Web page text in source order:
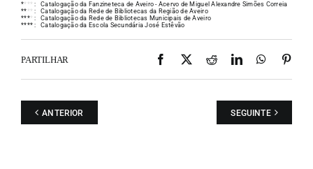
** * * :
Catalogação da Fanzineteca de Aveiro - Acervo de Miguel Alexandre Simões Correia
** * * :
Catalogação da Rede de Bibliotecas da Região de Aveiro
**** :
Catalogação da Rede de Bibliotecas Municipais de Aveiro
**** : Catalogação da Escola Secundária José Estêvão
PARTILHAR Facebook
X RedditLinkedIn
ANTERIOR SEGUINTE